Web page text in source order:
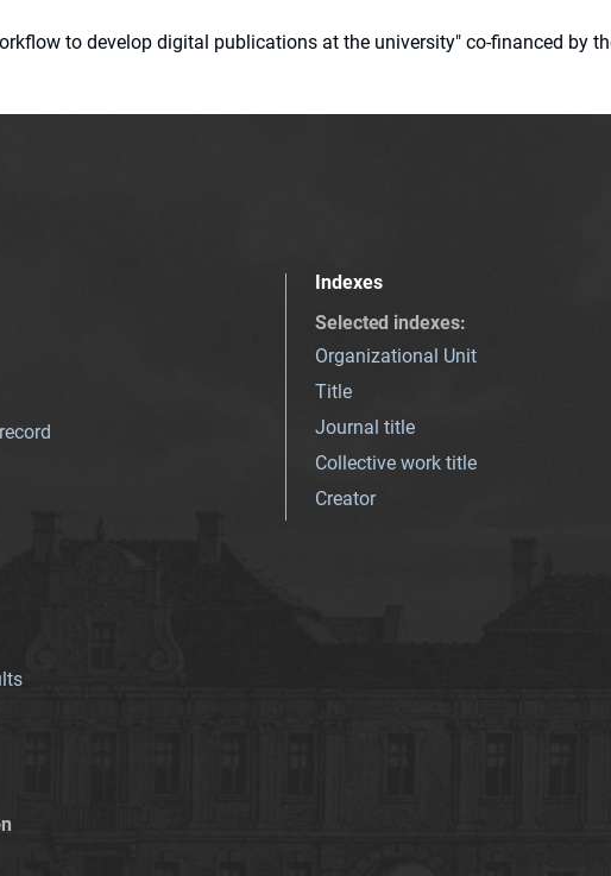
to develop digital publications at the university" co-financed by
Indexes
Selected indexes:
Organizational Unit
Title
Journal title
Collective work title
Creator